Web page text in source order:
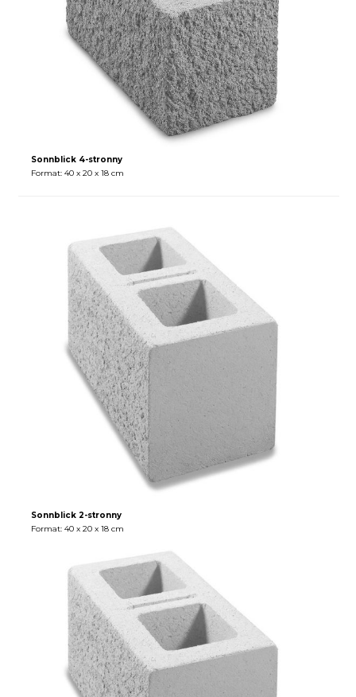
Sonnblick 4-stronny
Format: 40 x 20 x 18 cm
Sonnblick 2-stronny
Format: 40 x 20 x 18 cm